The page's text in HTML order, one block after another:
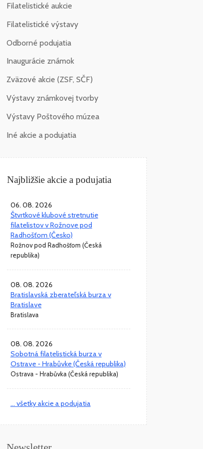
Filatelistické aukcie
Filatelistické výstavy
Odborné podujatia
Inaugurácie známok
Zväzové akcie (ZSF, SČF)
Výstavy známkovej tvorby
Výstavy Poštového múzea
Iné akcie a podujatia
Najbližšie akcie a podujatia
06. 08. 2026
Štvrtkové klubové stretnutie
filatelistov v Rožnove pod
Radhošťom (Česko)
Rožnov pod Radhošťom (Česká
republika)
08. 08. 2026
Bratislavská zberateľská burza v
Bratislave
Bratislava
08. 08. 2026
Sobotná filatelistická burza v
Ostrave - Hrabůvke (Česká republika)
Ostrava - Hrabůvka (Česká republika)
... všetky akcie a podujatia